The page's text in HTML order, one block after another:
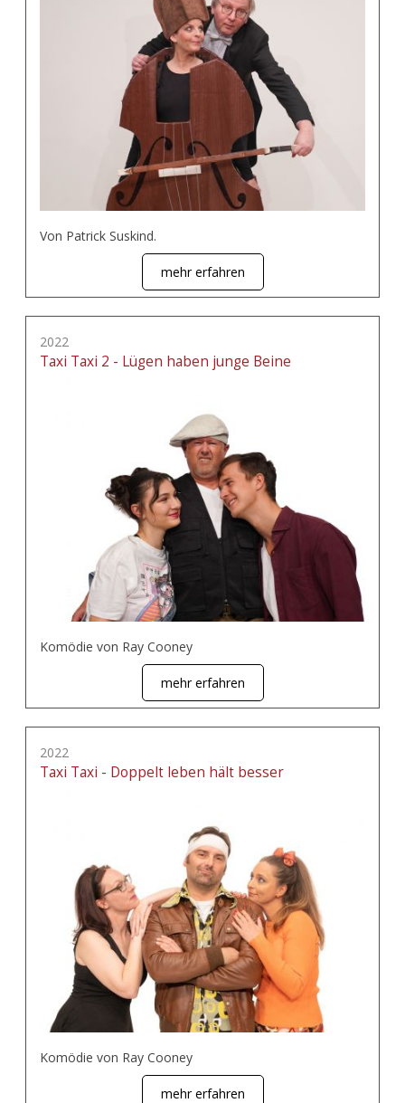
Von Patrick Suskind.
mehr erfahren
2022
Taxi Taxi 2 - Lügen haben junge Beine
Komödie von Ray Cooney
mehr erfahren
2022
Taxi Taxi - Doppelt leben hält besser
Komödie von Ray Cooney
mehr erfahren